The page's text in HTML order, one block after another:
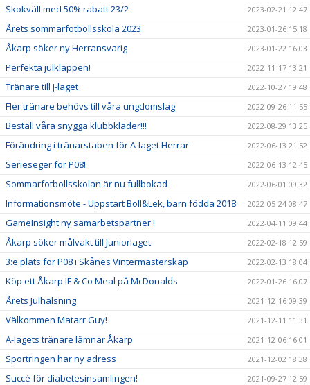
Skokväll med 50% rabatt 23/2 2023-02-21 12:47
Årets sommarfotbollsskola 2023 2023-01-26 15:18
Åkarp söker ny Herransvarig 2023-01-22 16:03
Perfekta julklappen! 2022-11-17 13:21
Tränare till J-laget 2022-10-27 19:48
Fler tränare behövs till våra ungdomslag 2022-09-26 11:55
Beställ våra snygga klubbkläder!!! 2022-08-29 13:25
Förändring i tränarstaben för A-laget Herrar 2022-06-13 21:52
Serieseger för P08! 2022-06-13 12:45
Sommarfotbollsskolan är nu fullbokad 2022-06-01 09:32
Informationsmöte - Uppstart Boll&Lek, barn födda 2018 2022-05-24 08:47
GameInsight ny samarbetspartner ! 2022-04-11 09:44
Åkarp söker målvakt till Juniorlaget 2022-02-18 12:59
3:e plats för P08 i Skånes Vintermästerskap 2022-02-13 18:04
Köp ett Åkarp IF & Co Meal på McDonalds 2022-01-26 16:07
Årets Julhälsning 2021-12-16 09:39
Välkommen Matarr Guy! 2021-12-11 11:31
A-lagets tränare lämnar Åkarp 2021-12-06 16:01
Sportringen har ny adress 2021-12-02 18:38
Succé för diabetesinsamlingen! 2021-09-27 12:59